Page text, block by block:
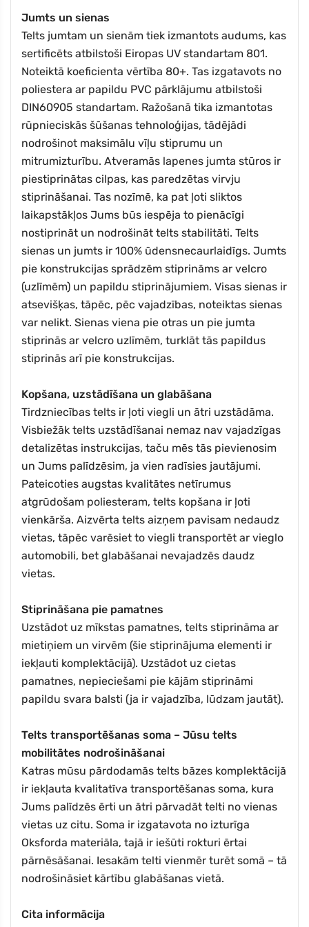
Jumts un sienas
Telts jumtam un sienām tiek izmantots audums, kas
sertificēts atbilstoši Eiropas UV standartam 801.
Noteiktā koeficienta vērtība 80+. Tas izgatavots no
poliestera ar papildu PVC pārklājumu atbilstoši
DIN60905 standartam. Ražošanā tika izmantotas
rūpnieciskās šūšanas tehnoloģijas, tādējādi
nodrošinot maksimālu vīļu stiprumu un
mitrumizturību. Atveramās lapenes jumta stūros ir
piestiprinātas cilpas, kas paredzētas virvju
stiprināšanai. Tas nozīmē, ka pat ļoti sliktos
laikapstākļos Jums būs iespēja to pienācīgi
nostiprināt un nodrošināt telts stabilitāti. Telts
sienas un jumts ir 100% ūdensnecaurlaidīgs. Jumts
pie konstrukcijas sprādzēm stiprināms ar velcro
(uzlīmēm) un papildu stiprinājumiem. Visas sienas ir
atsevišķas, tāpēc, pēc vajadzības, noteiktas sienas
var nelikt. Sienas viena pie otras un pie jumta
stiprinās ar velcro uzlīmēm, turklāt tās papildus
stiprinās arī pie konstrukcijas.
Kopšana, uzstādīšana un glabāšana
Tirdzniecības telts ir ļoti viegli un ātri uzstādāma.
Visbiežāk telts uzstādīšanai nemaz nav vajadzīgas
detalizētas instrukcijas, taču mēs tās pievienosim
un Jums palīdzēsim, ja vien radīsies jautājumi.
Pateicoties augstas kvalitātes netīrumus
atgrūdošam poliesteram, telts kopšana ir ļoti
vienkārša. Aizvērta telts aizņem pavisam nedaudz
vietas, tāpēc varēsiet to viegli transportēt ar vieglo
automobili, bet glabāšanai nevajadzēs daudz
vietas.
Stiprināšana pie pamatnes
Uzstādot uz mīkstas pamatnes, telts stiprināma ar
mietiņiem un virvēm (šie stiprinājuma elementi ir
iekļauti komplektācijā). Uzstādot uz cietas
pamatnes, nepieciešami pie kājām stiprināmi
papildu svara balsti (ja ir vajadzība, lūdzam jautāt).
Telts transportēšanas soma – Jūsu telts
mobilitātes nodrošināšanai
Katras mūsu pārdodamās telts bāzes komplektācijā
ir iekļauta kvalitatīva transportēšanas soma, kura
Jums palīdzēs ērti un ātri pārvadāt telti no vienas
vietas uz citu. Soma ir izgatavota no izturīga
Oksforda materiāla, tajā ir iešūti rokturi ērtai
pārnēsāšanai. Iesakām telti vienmēr turēt somā – tā
nodrošināsiet kārtību glabāšanas vietā.
Cita informācija